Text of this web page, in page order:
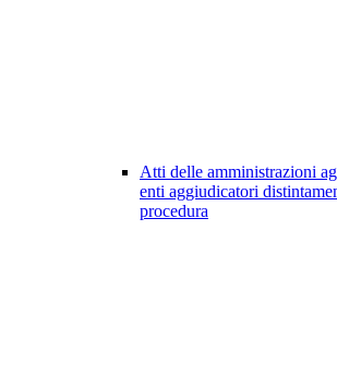
Atti delle amministrazioni
enti aggiudicatori
procedura